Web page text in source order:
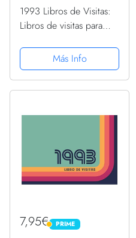
1993 Libros de Visitas:
Libros de visitas para
de estilo vintage para
que la familia y los
amigos inserten saludos
Más Info
7,95€ PRIME
PRIME